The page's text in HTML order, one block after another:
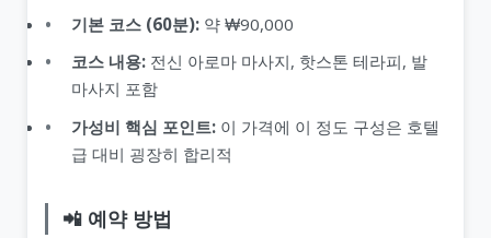
기본 코스 (60분): 약 ₩90,000
코스 내용: 전신 아로마 마사지, 핫스톤 테라피, 발
마사지 포함
가성비 핵심 포인트: 이 가격에 이 정도 구성은 호텔
급 대비 굉장히 합리적
📲 예약 방법